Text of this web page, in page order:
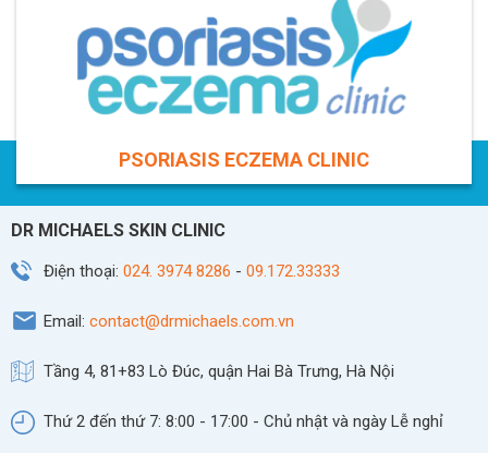
PSORIASIS ECZEMA CLINIC
DR MICHAELS SKIN CLINIC
Điện thoại: 024. 3974 8286 - 09.172.33333
Email: contact@drmichaels.com.vn
Tầng 4, 81+83 Lò Đúc, quận Hai Bà Trưng, Hà Nội
Thứ 2 đến thứ 7: 8:00 - 17:00 - Chủ nhật và ngày Lễ nghỉ